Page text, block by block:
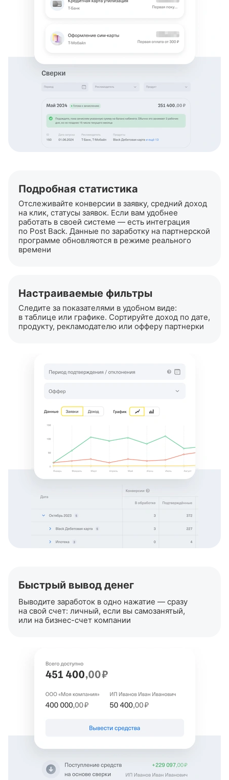
Подробная статистика
Отслеживайте конверсии в заявку, средний доход
на клик, статусы заявок. Если вам удобнее
работать в своей системе — есть интеграция
по Post Back. Данные по заработку на партнерской
программе обновляются в режиме реального
времени
Настраиваемые фильтры
Следите за показателями в удобном виде:
в таблице или графике. Сортируйте доход по дате,
продукту, рекламодателю или офферу партнерки
Быстрый вывод денег
Выводите заработок в одно нажатие — сразу
на свой счет: личный, если вы самозанятый,
или на бизнес-счет компании